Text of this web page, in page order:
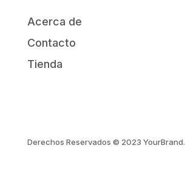
Acerca de
Contacto
Tienda
Derechos Reservados © 2023 YourBrand.